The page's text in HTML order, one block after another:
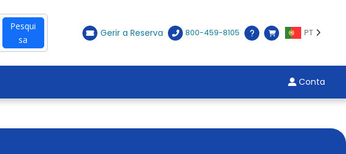
Pesqui
sa
Gerir a Reserva 800-459-8105 PT
Conta